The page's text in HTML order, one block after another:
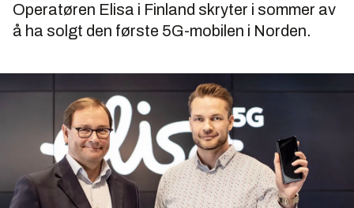
Operatøren Elisa i Finland skryter i sommer av
å ha solgt den første 5G-mobilen i Norden.